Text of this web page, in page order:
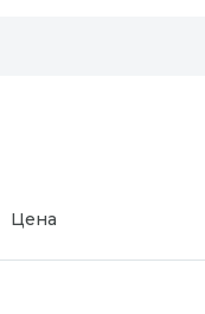
Цена